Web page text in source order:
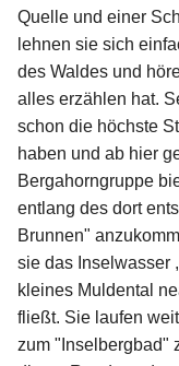
Quelle und einer
lehnen sie sich
des Waldes und
alles erzählen hat.
schon die höchste
haben und ab hier
Bergahorngruppe
entlang des dort
Brunnen"
sie das Inselwasser
kleines Muldental
fließt. Sie laufen
zum "Inselbergbad"